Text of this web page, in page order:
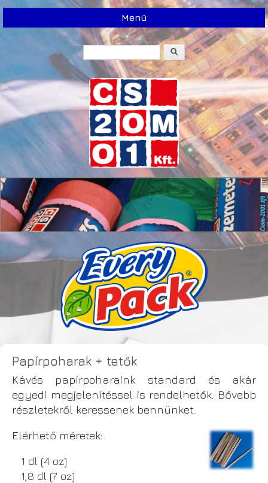
Menü
Keresés űrlap Keresés
Papírpoharak + tetők
Kávés papírpoharaink standard és akár
egyedi megjelenítéssel is rendelhetők. Bővebb
részletekről keressenek bennünket.
Elérhető méretek:
1 dl (4 oz)
1,8 dl (7 oz)